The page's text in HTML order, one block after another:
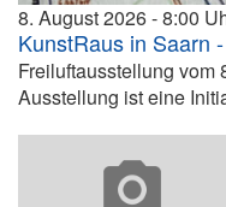
8. August 2026 8:00
KunstRaus in Saarn
Freiluftausstellung vom
Ausstellung ist eine